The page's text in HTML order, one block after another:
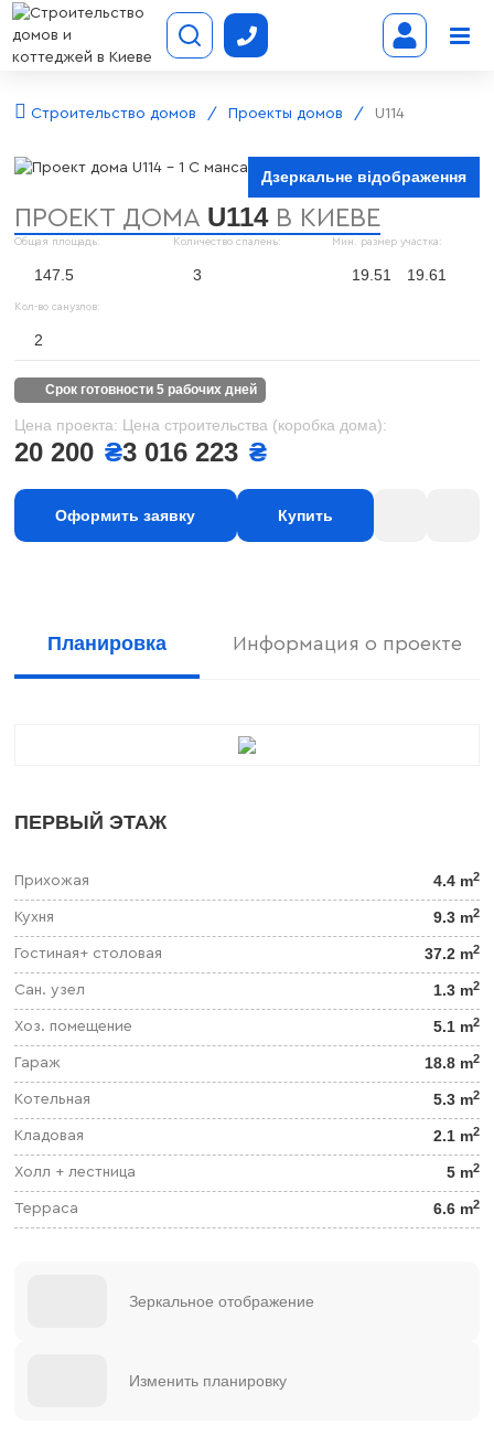
Строительство домов Проекты домов U114
Дзеркальне відображення
ПРОЕКТ ДОМА U114В КИЕВЕ
Общая площадь:
147.5
Количество спалень:
3
Мин. размер участка:
19.51 19.61
Кол-во санузлов:
2
срок готовности 5 рабочих дней
Цена проекта:
20 200 ₴
Цена строительства (коробка дома):
3 016 223 ₴
Оформить заявку Купить
Планировка Информация о проекте
ПЕРВЫЙ ЭТАЖ
Прихожая 4.4 m2
Кухня 9.3 m2
Гостиная+ столовая 37.2 m2
Сан. узел 1.3 m2
Хоз. помещение 5.1 m2
Гараж 18.8 m2
Котельная 5.3 m2
Кладовая 2.1 m2
Холл + лестница 5 m2
Терраса 6.6 m2
Зеркальное отображение
Изменить планировку